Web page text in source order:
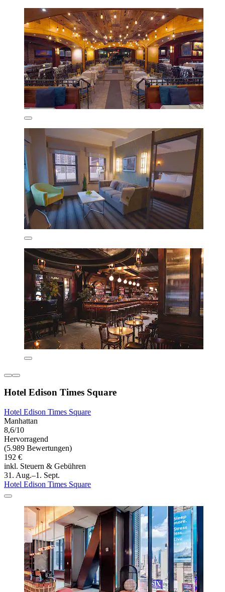
Hotel Edison Times Square
Hotel Edison Times Square
Manhattan
8,6/10
Hervorragend
(5.989 Bewertungen)
192 €
inkl. Steuern & Gebühren
31. Aug.–1. Sept.
Hotel Edison Times Square